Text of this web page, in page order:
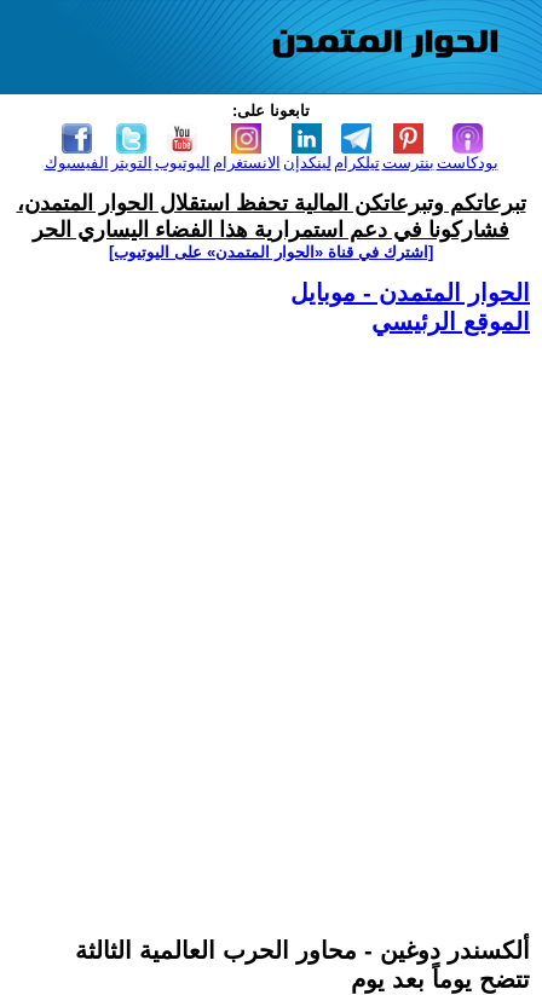
تابعونا على:
الفيسبوك التويتر اليوتيوب الانستغرام لينكدإن تيلكرامبنترست بودكاست
تبرعاتكم وتبرعاتكن المالية تحفظ استقلال الحوار المتمدن،
فشاركونا في دعم استمرارية هذا الفضاء اليساري الحر
[اشترك في قناة ‫«الحوار المتمدن» على اليوتيوب]
الحوار المتمدن - موبايل
الموقع الرئيسي
ألكسندر دوغين - محاور الحرب العالمية الثالثة
تتضح يوماً بعد يوم